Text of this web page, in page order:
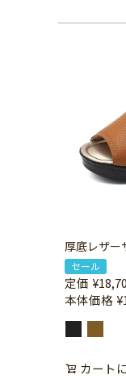
厚底レザー
セール
定価 ¥
本体価格 ¥
カート